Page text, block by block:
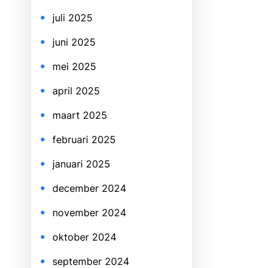
juli 2025
juni 2025
mei 2025
april 2025
maart 2025
februari 2025
januari 2025
december 2024
november 2024
oktober 2024
september 2024